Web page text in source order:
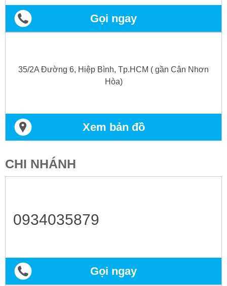
Gọi ngay
35/2A Đường 6, Hiệp Bình, Tp.HCM ( gần Cân Nhơn
Hòa)
Xem bản đồ
CHI NHÁNH
0934035879
Gọi ngay